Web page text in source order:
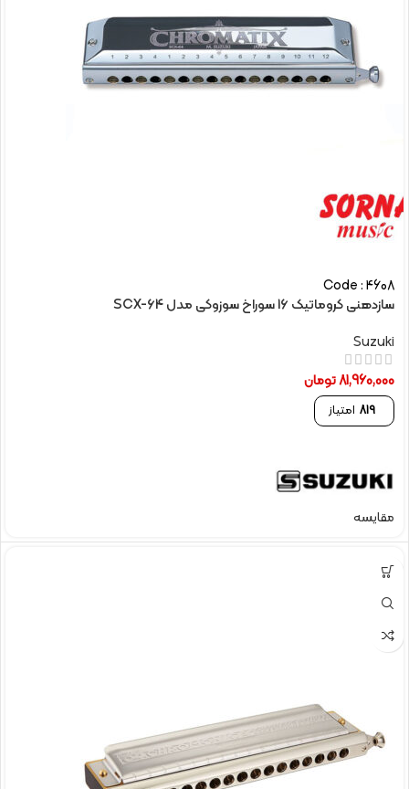
Code : 4608
سازدهنی کروماتیک 16 سوراخ سوزوکی مدل SCX-64
Suzuki
81,960,000تومان
819 امتیاز
مقایسه